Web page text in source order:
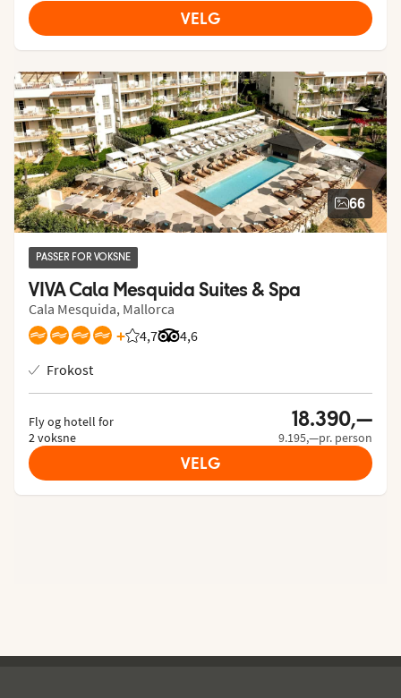
VELG
66
PASSER FOR VOKSNE
VIVA Cala Mesquida Suites & Spa
Cala Mesquida, Mallorca
+ 4,7
Vurdering fra Vings gjester: 4.656/5
4,6
Vurdering fra Tripadvisor: 4.6 of 5
Frokost
Fly og hotell for
2 voksne
18.390,—
9.195,—pr. person
VELG